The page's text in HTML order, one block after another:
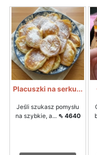
Placuszki na serku...
Jeśli szukasz pomysłu
na szybkie, a... ⇖ 4640